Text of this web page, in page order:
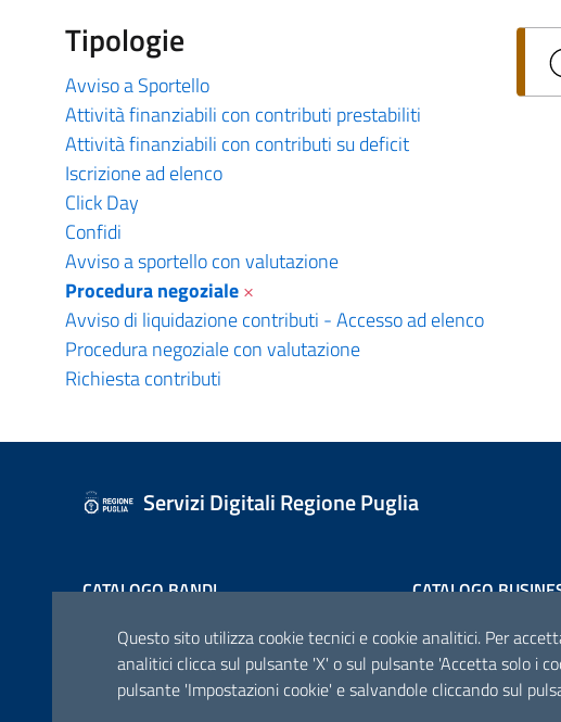
Questo sito utilizza cookie tecnici e cookie analitici. Per
analitici clicca sul pulsante 'X' o sul pulsante 'Accetta solo i
pulsante 'Impostazioni cookie' e salvandole cliccando sul
Tipologie
Avviso a Sportello
Attività finanziabili con contributi prestabiliti
Attività finanziabili con contributi su deficit
Iscrizione ad elenco
Click Day
Confidi
Avviso a sportello con valutazione
Procedura negoziale×
Avviso di liquidazione contributi - Accesso ad elenco
Procedura negoziale con valutazione
Richiesta contributi
Servizi Digitali Regione Puglia
CATALOGO BANDI CATALOGO